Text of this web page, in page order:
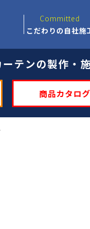
Committed
こだわりの自社施
テンの製作・
商品カタログ